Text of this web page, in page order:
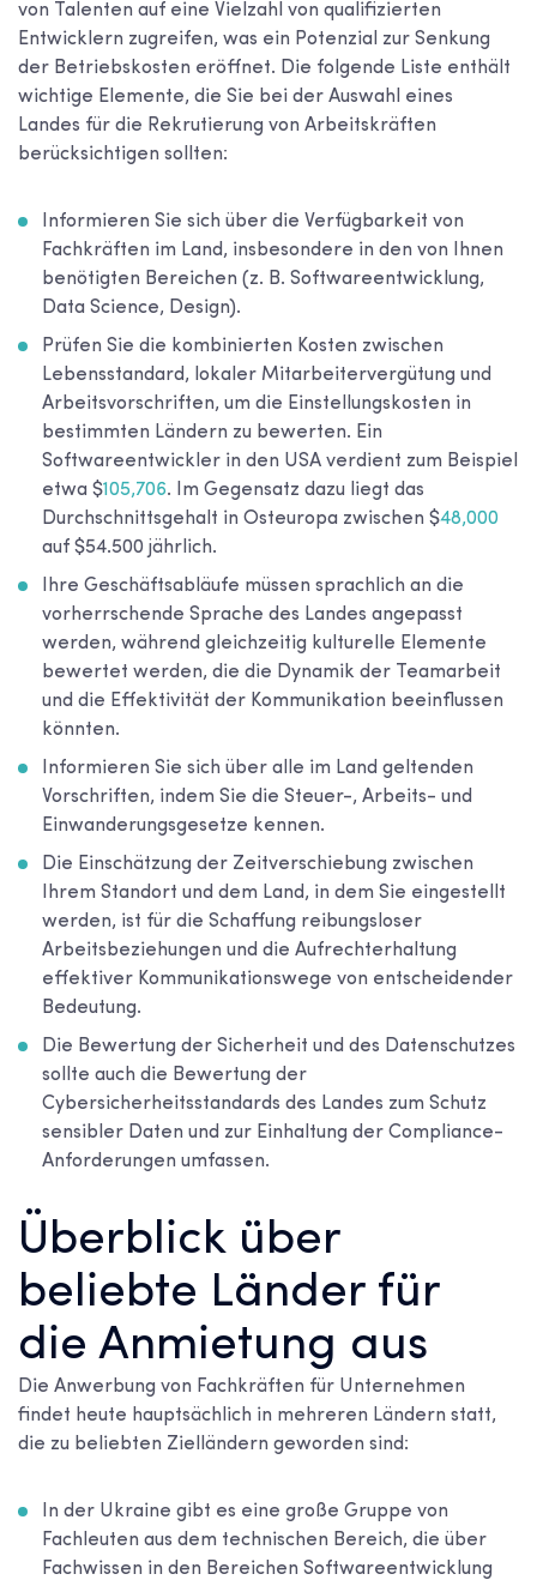
von Talenten auf eine Vielzahl von qualifizierten
Entwicklern zugreifen, was ein Potenzial zur Senkung
der Betriebskosten eröffnet. Die folgende Liste enthält
wichtige Elemente, die Sie bei der Auswahl eines
Landes für die Rekrutierung von Arbeitskräften
berücksichtigen sollten:
Informieren Sie sich über die Verfügbarkeit von
Fachkräften im Land, insbesondere in den von Ihnen
benötigten Bereichen (z. B. Softwareentwicklung,
Data Science, Design).
Prüfen Sie die kombinierten Kosten zwischen
Lebensstandard, lokaler Mitarbeitervergütung und
Arbeitsvorschriften, um die Einstellungskosten in
bestimmten Ländern zu bewerten. Ein
Softwareentwickler in den USA verdient zum Beispiel
etwa $105,706. Im Gegensatz dazu liegt das
Durchschnittsgehalt in Osteuropa zwischen $48,000
auf $54.500 jährlich.
Ihre Geschäftsabläufe müssen sprachlich an die
vorherrschende Sprache des Landes angepasst
werden, während gleichzeitig kulturelle Elemente
bewertet werden, die die Dynamik der Teamarbeit
und die Effektivität der Kommunikation beeinflussen
könnten.
Informieren Sie sich über alle im Land geltenden
Vorschriften, indem Sie die Steuer-, Arbeits- und
Einwanderungsgesetze kennen.
Die Einschätzung der Zeitverschiebung zwischen
Ihrem Standort und dem Land, in dem Sie eingestellt
werden, ist für die Schaffung reibungsloser
Arbeitsbeziehungen und die Aufrechterhaltung
effektiver Kommunikationswege von entscheidender
Bedeutung.
Die Bewertung der Sicherheit und des Datenschutzes
sollte auch die Bewertung der
Cybersicherheitsstandards des Landes zum Schutz
sensibler Daten und zur Einhaltung der Compliance-
Anforderungen umfassen.
Überblick über
beliebte Länder für
die Anmietung aus
Die Anwerbung von Fachkräften für Unternehmen
findet heute hauptsächlich in mehreren Ländern statt,
die zu beliebten Zielländern geworden sind:
In der Ukraine gibt es eine große Gruppe von
Fachleuten aus dem technischen Bereich, die über
Fachwissen in den Bereichen Softwareentwicklung